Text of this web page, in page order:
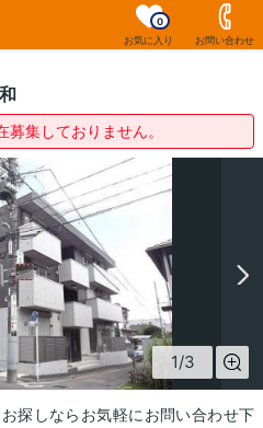
お気に入り
0
お問い合わせ
募集しておりません。
1/3
探しならお気軽にお問い合わせ下